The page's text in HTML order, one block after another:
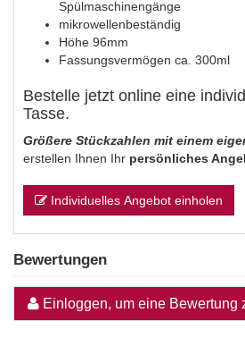
Spülmaschinengänge
mikrowellenbeständig
Höhe 96mm
Fassungsvermögen ca. 300ml
Bestelle jetzt online eine
Tasse.
Größere Stückzahlen mit einem
erstellen Ihnen Ihr persönliches
Individuelles Angebot einholen
Bewertungen
Einloggen, um eine Bewertung